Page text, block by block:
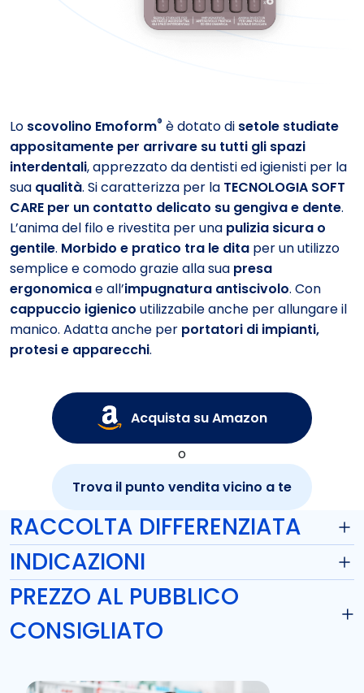
Lo scovolino Emoform® è dotato di setole studiate
appositamente per arrivare su tutti gli spazi
interdentali, apprezzato da dentisti ed igienisti per la
sua qualità. Si caratterizza per la TECNOLOGIA SOFT
CARE per un contatto delicato su gengiva e dente.
L’anima del filo e rivestita per una pulizia sicura o
gentile. Morbido e pratico tra le dita per un utilizzo
semplice e comodo grazie alla sua presa
ergonomicae all’impugnatura antiscivolo. Con
cappuccio igienico utilizzabile anche per allungare il
manico. Adatta anche per portatori di impianti,
protesi e apparecchi.
Acquista su Amazon
o
Trova il punto vendita vicino a te
RACCOLTA DIFFERENZIATA
INDICAZIONI
PREZZO AL PUBBLICO
CONSIGLIATO